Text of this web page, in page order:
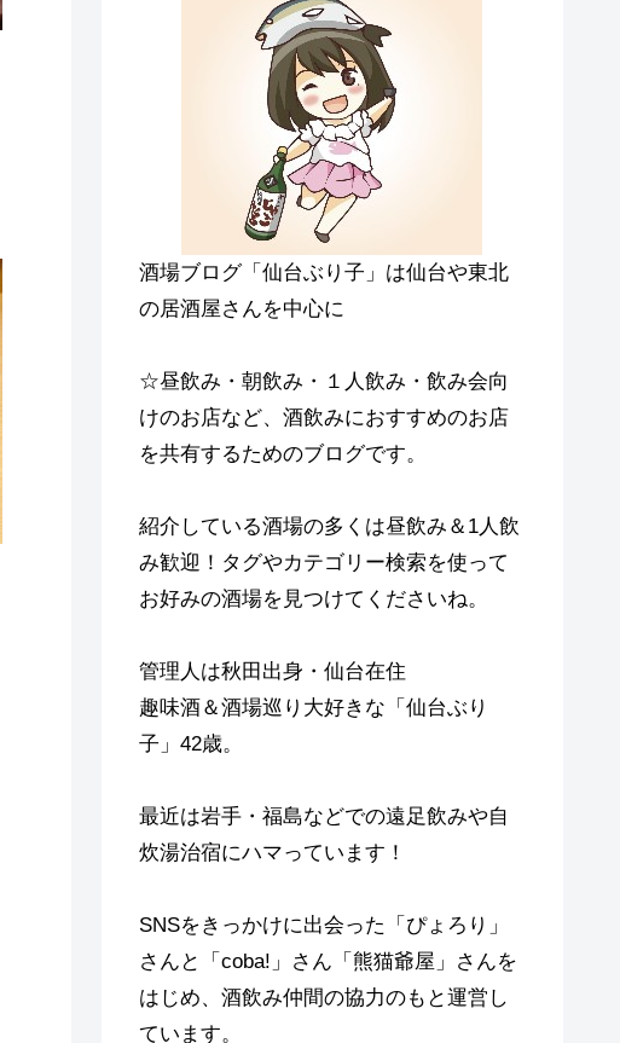
酒場ブログ「仙台ぶり子」は仙台や東北
の居酒屋さんを中心に
☆昼飲み・朝飲み・１人飲み・飲み会向
けのお店など、酒飲みにおすすめのお店
を共有するためのブログです。
紹介している酒場の多くは昼飲み＆1人飲
み歓迎！タグやカテゴリー検索を使って
お好みの酒場を見つけてくださいね。
管理人は秋田出身・仙台在住
趣味酒＆酒場巡り大好きな「仙台ぶり
子」42歳。
最近は岩手・福島などでの遠足飲みや自
炊湯治宿にハマっています！
SNSをきっかけに出会った「ぴょろり」
さんと「coba!」さん「熊猫爺屋」さんを
はじめ、酒飲み仲間の協力のもと運営し
ています。